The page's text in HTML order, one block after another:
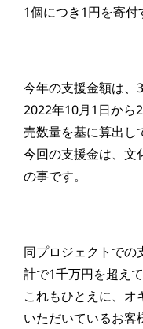
1個につき1円を寄付
今年の支援金額は、
2022年10月1日から
売数量を基に算出し
今回の支援金は、文
の事です。
同プロジェクトでの
計で1千万円を超えて
これもひとえに、オ
いただいているお客